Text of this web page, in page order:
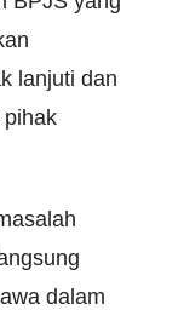
lanjuti dan
dalam